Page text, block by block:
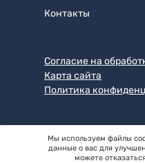
Контакты
Согласие на
Карта сайта
Политика
Мы используем файлы
данные о вас для
можете